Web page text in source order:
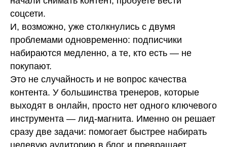
соцсети.
И, возможно, уже столкнулись с двумя
проблемами одновременно: подписчики
набираются медленно, а те, кто есть — не
покупают.
Это не случайность и не вопрос качества
контента. У большинства тренеров, которые
выходят в онлайн, просто нет одного ключевого
инструмента — лид-магнита. Именно он решает
сразу две задачи: помогает быстрее набирать
целевую аудиторию в блог и превращает